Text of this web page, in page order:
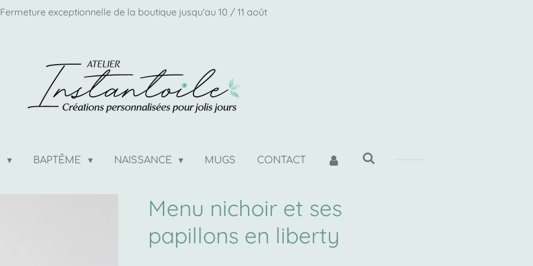
Fermeture exceptionnelle de la boutique jusqu'au 10 / 11 août
BAPTÊME NAISSANCE MUGS CONTACT
Menu nichoir et ses
papillons en liberty